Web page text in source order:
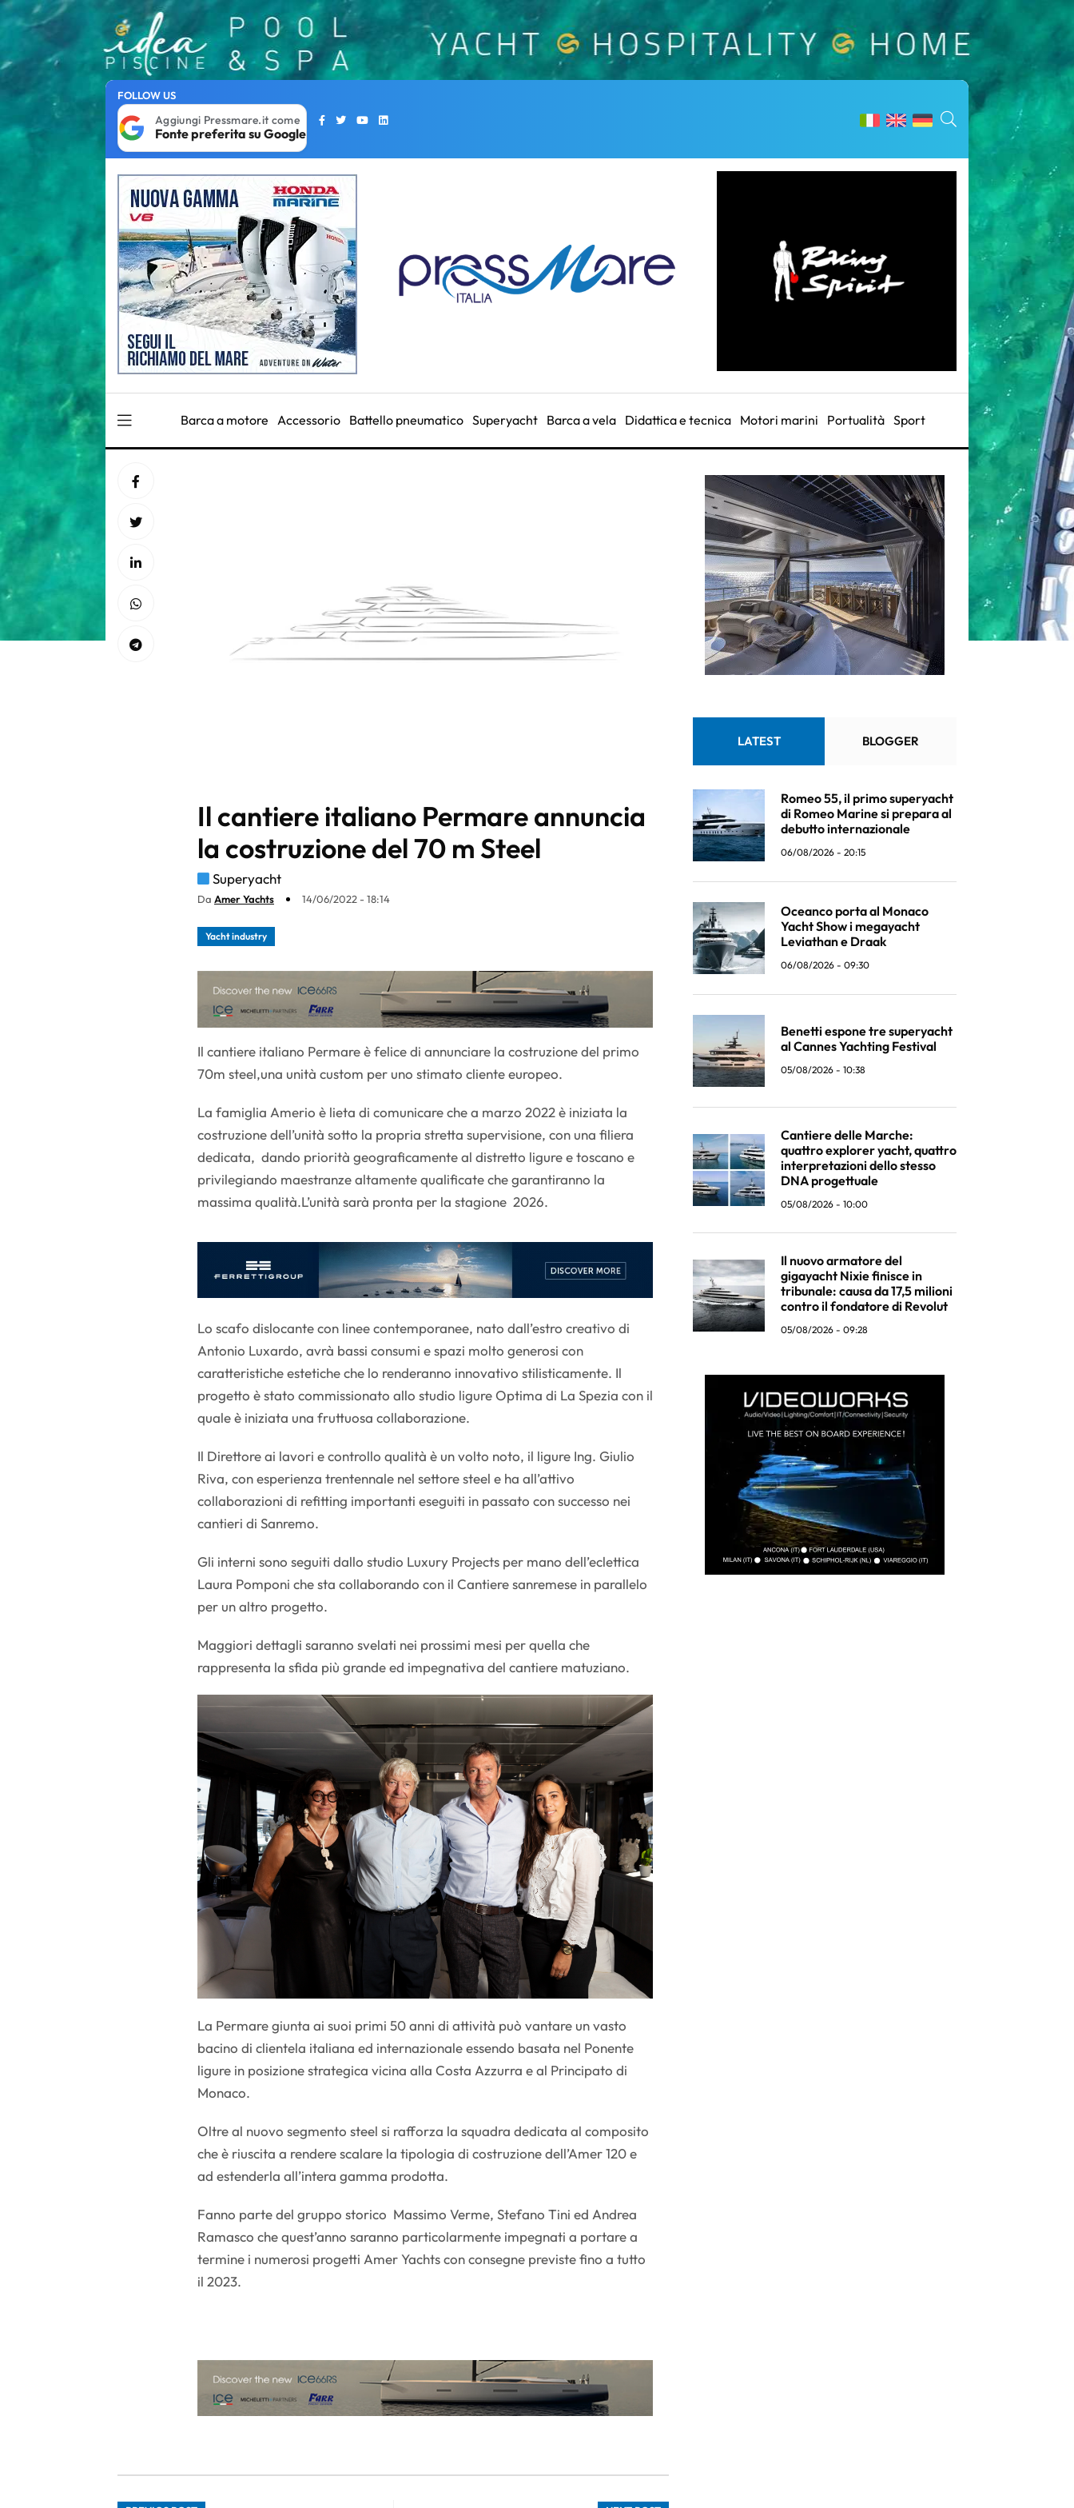
FOLLOW US
Aggiungi Pressmare.it come
Fonte preferita su Google
Barca a motore Accessorio Battello pneumatico Superyacht Barca a vela Didattica e tecnica Motori marini Portualità Sport
Il cantiere italiano Permare annuncia
la costruzione del 70 m Steel
Superyacht
Da Amer Yachts 14/06/2022 - 18:14
Yacht industry
Il cantiere italiano Permare è felice di annunciare la costruzione del primo
70m steel,una unità custom per uno stimato cliente europeo.
La famiglia Amerio è lieta di comunicare che a marzo 2022 è iniziata la
costruzione dell’unità sotto la propria stretta supervisione, con una filiera
dedicata, dando priorità geograficamente al distretto ligure e toscano e
privilegiando maestranze altamente qualificate che garantiranno la
massima qualità.L’unità sarà pronta per la stagione 2026.
Lo scafo dislocante con linee contemporanee, nato dall’estro creativo di
Antonio Luxardo, avrà bassi consumi e spazi molto generosi con
caratteristiche estetiche che lo renderanno innovativo stilisticamente. Il
progetto è stato commissionato allo studio ligure Optima di La Spezia con il
quale è iniziata una fruttuosa collaborazione.
Il Direttore ai lavori e controllo qualità è un volto noto, il ligure Ing. Giulio
Riva, con esperienza trentennale nel settore steel e ha all’attivo
collaborazioni di refitting importanti eseguiti in passato con successo nei
cantieri di Sanremo.
Gli interni sono seguiti dallo studio Luxury Projects per mano dell’eclettica
Laura Pomponi che sta collaborando con il Cantiere sanremese in parallelo
per un altro progetto.
Maggiori dettagli saranno svelati nei prossimi mesi per quella che
rappresenta la sfida più grande ed impegnativa del cantiere matuziano.
La Permare giunta ai suoi primi 50 anni di attività può vantare un vasto
bacino di clientela italiana ed internazionale essendo basata nel Ponente
ligure in posizione strategica vicina alla Costa Azzurra e al Principato di
Monaco.
Oltre al nuovo segmento steel si rafforza la squadra dedicata al composito
che è riuscita a rendere scalare la tipologia di costruzione dell’Amer 120 e
ad estenderla all’intera gamma prodotta.
Fanno parte del gruppo storico Massimo Verme, Stefano Tini ed Andrea
Ramasco che quest’anno saranno particolarmente impegnati a portare a
termine i numerosi progetti Amer Yachts con consegne previste fino a tutto
il 2023.
LATEST BLOGGER
Romeo 55, il primo superyacht
di Romeo Marine si prepara al
debutto internazionale
06/08/2026 - 20:15
Oceanco porta al Monaco
Yacht Show i megayacht
Leviathan e Draak
06/08/2026 - 09:30
Benetti espone tre superyacht
al Cannes Yachting Festival
05/08/2026 - 10:38
Cantiere delle Marche:
quattro explorer yacht, quattro
interpretazioni dello stesso
DNA progettuale
05/08/2026 - 10:00
Il nuovo armatore del
gigayacht Nixie finisce in
tribunale: causa da 17,5 milioni
contro il fondatore di Revolut
05/08/2026 - 09:28